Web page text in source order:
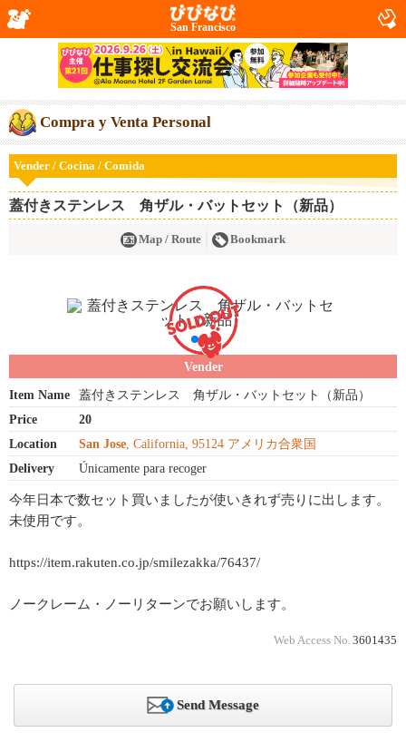
San Francisco
Compra y Venta Personal
Vender / Cocina / Comida
蓋付きステンレス 角ザル・バットセット（新品）
Map / Route Bookmark
Vender
Item Name
蓋付きステンレス 角ザル・バットセット（新品）
Price
20
Location
San Jose , California, 95124 アメリカ合衆国
Delivery
Únicamente para recoger
今年日本で数セット買いましたが使いきれず売りに出します。
未使用です。
https://item.rakuten.co.jp/smilezakka/76437/
ノークレーム・ノーリターンでお願いします。
Web Access No. 3601435
Send Message